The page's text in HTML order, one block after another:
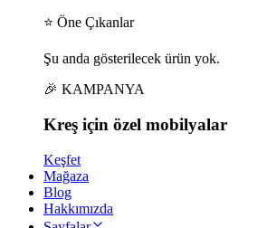
⭐ Öne Çıkanlar
Şu anda gösterilecek ürün yok.
🎉 KAMPANYA
Kreş için özel mobilyalar
Keşfet
Mağaza
Blog
Hakkımızda